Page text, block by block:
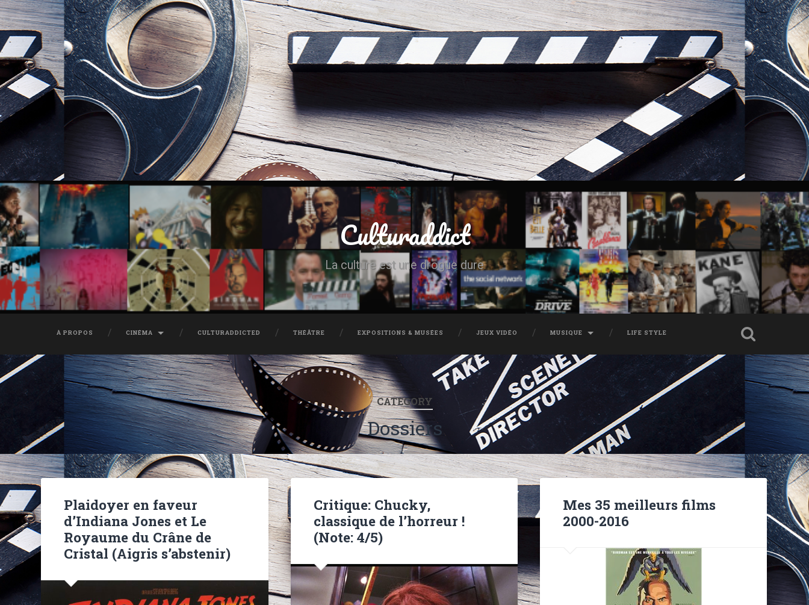
Culturaddict
La culture est une drogue dure
À PROPOS CINÉMA CULTURADDICTED THÉÂTRE EXPOSITIONS & MUSÉES JEUX VIDÉO MUSIQUE LIFE STYLE
CATEGORY
Dossiers
Plaidoyer en faveur
d’Indiana Jones et Le
Royaume du Crâne de
Cristal (Aigris s’abstenir)
Critique: Chucky,
classique de l’horreur !
(Note: 4/5)
Mes 35 meilleurs films
2000-2016